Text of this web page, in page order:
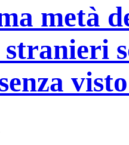
metà